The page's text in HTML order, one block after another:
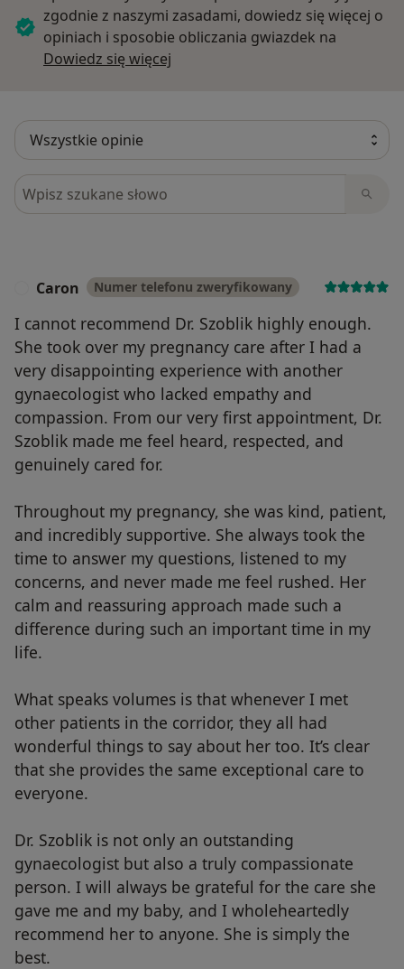
zgodnie z naszymi zasadami, dowiedz się więcej o
opiniach i sposobie obliczania gwiazdek na
Dowiedz się więcej
Szukaj w opiniach
Caron Numer telefonu zweryfikowany
I cannot recommend Dr. Szoblik highly enough.
She took over my pregnancy care after I had a
very disappointing experience with another
gynaecologist who lacked empathy and
compassion. From our very first appointment, Dr.
Szoblik made me feel heard, respected, and
genuinely cared for.
Throughout my pregnancy, she was kind, patient,
and incredibly supportive. She always took the
time to answer my questions, listened to my
concerns, and never made me feel rushed. Her
calm and reassuring approach made such a
difference during such an important time in my
life.
What speaks volumes is that whenever I met
other patients in the corridor, they all had
wonderful things to say about her too. It’s clear
that she provides the same exceptional care to
everyone.
Dr. Szoblik is not only an outstanding
gynaecologist but also a truly compassionate
person. I will always be grateful for the care she
gave me and my baby, and I wholeheartedly
recommend her to anyone. She is simply the
best.